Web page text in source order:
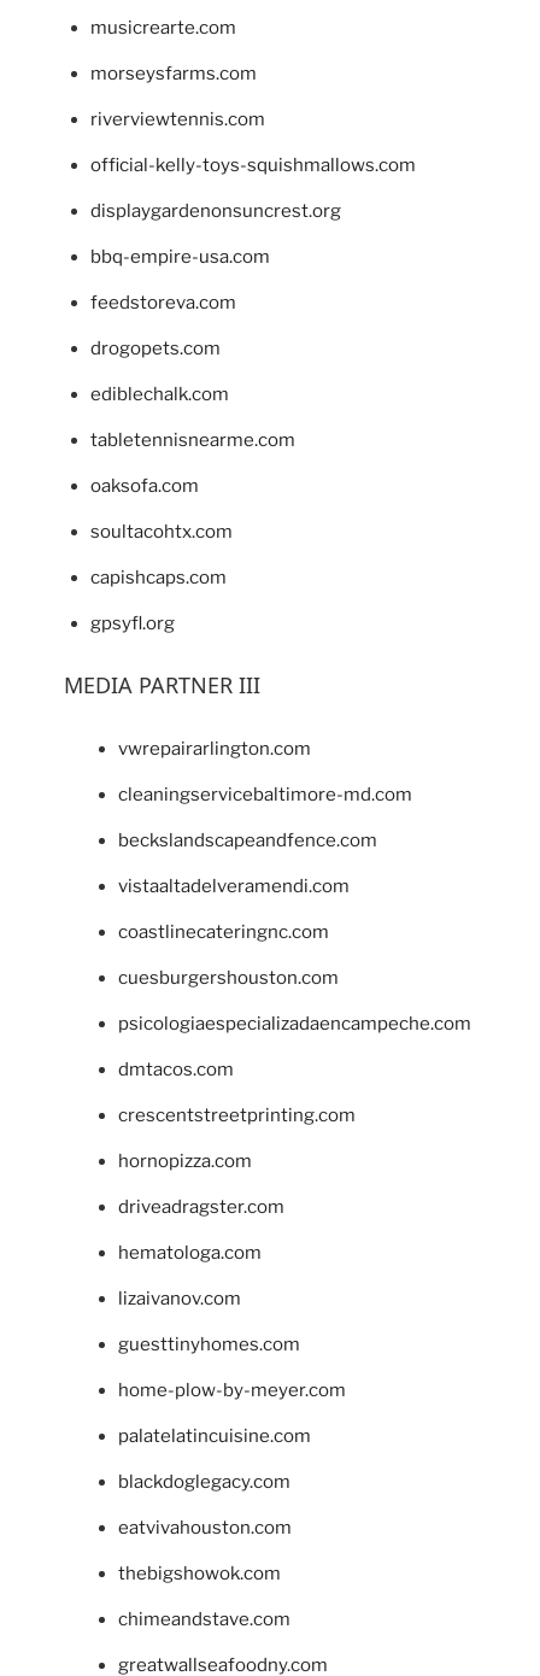
musicrearte.com
morseysfarms.com
riverviewtennis.com
official-kelly-toys-squishmallows.com
displaygardenonsuncrest.org
bbq-empire-usa.com
feedstoreva.com
drogopets.com
ediblechalk.com
tabletennisnearme.com
oaksofa.com
soultacohtx.com
capishcaps.com
gpsyfl.org
MEDIA PARTNER III
vwrepairarlington.com
cleaningservicebaltimore-md.com
beckslandscapeandfence.com
vistaaltadelveramendi.com
coastlinecateringnc.com
cuesburgershouston.com
psicologiaespecializadaencampeche.com
dmtacos.com
crescentstreetprinting.com
hornopizza.com
driveadragster.com
hematologa.com
lizaivanov.com
guesttinyhomes.com
home-plow-by-meyer.com
palatelatincuisine.com
blackdoglegacy.com
eatvivahouston.com
thebigshowok.com
chimeandstave.com
greatwallseafoodny.com